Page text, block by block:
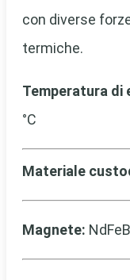
con diverse
termiche.
Temperatura di
°C
Materiale
Magnete: